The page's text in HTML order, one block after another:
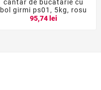
cantar de bucatarie cu
bol girmi ps01, 5kg, rosu
95,74 lei